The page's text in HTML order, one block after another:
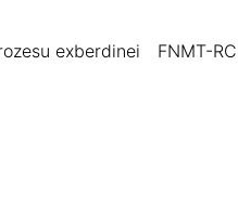
exberdinei
FNMT-